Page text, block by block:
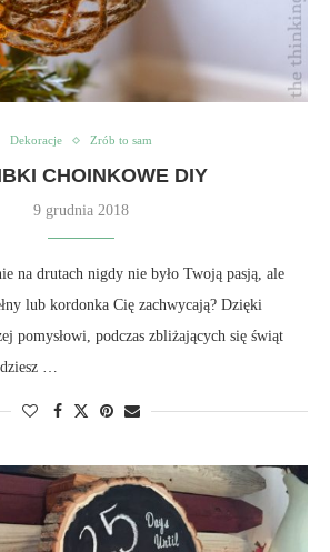
Dekoracje Zrób to sam
CHOINKOWE DIY
9 grudnia 2018
na drutach nigdy nie było Twoją pasją, ale
lub kordonka Cię zachwycają? Dzięki
pomysłowi, podczas zbliżających się świąt
…